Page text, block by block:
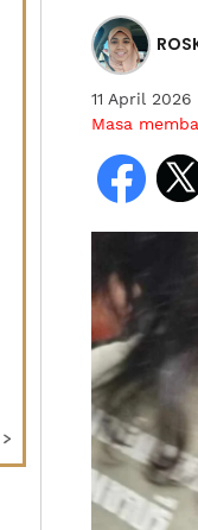
11 April
Masa